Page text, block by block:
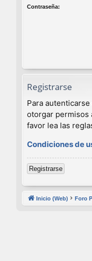
Contraseña:
Registrarse
Para
otorgar permisos
favor lea las
Condiciones de
Registrarse
Inicio (Web) Foro